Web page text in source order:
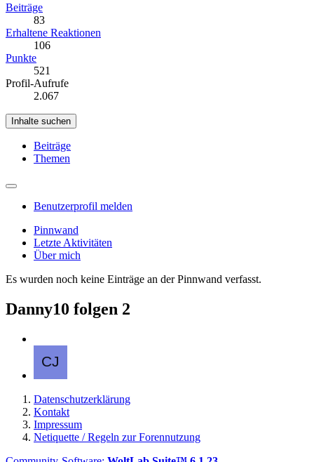
Beiträge
83
Erhaltene Reaktionen
106
Punkte
521
Profil-Aufrufe
2.067
Inhalte suchen
Beiträge
Themen
Benutzerprofil melden
Pinnwand
Letzte Aktivitäten
Über mich
Es wurden noch keine Einträge an der Pinnwand verfasst.
Danny10 folgen 2
Datenschutzerklärung
Kontakt
Impressum
Netiquette / Regeln zur Forennutzung